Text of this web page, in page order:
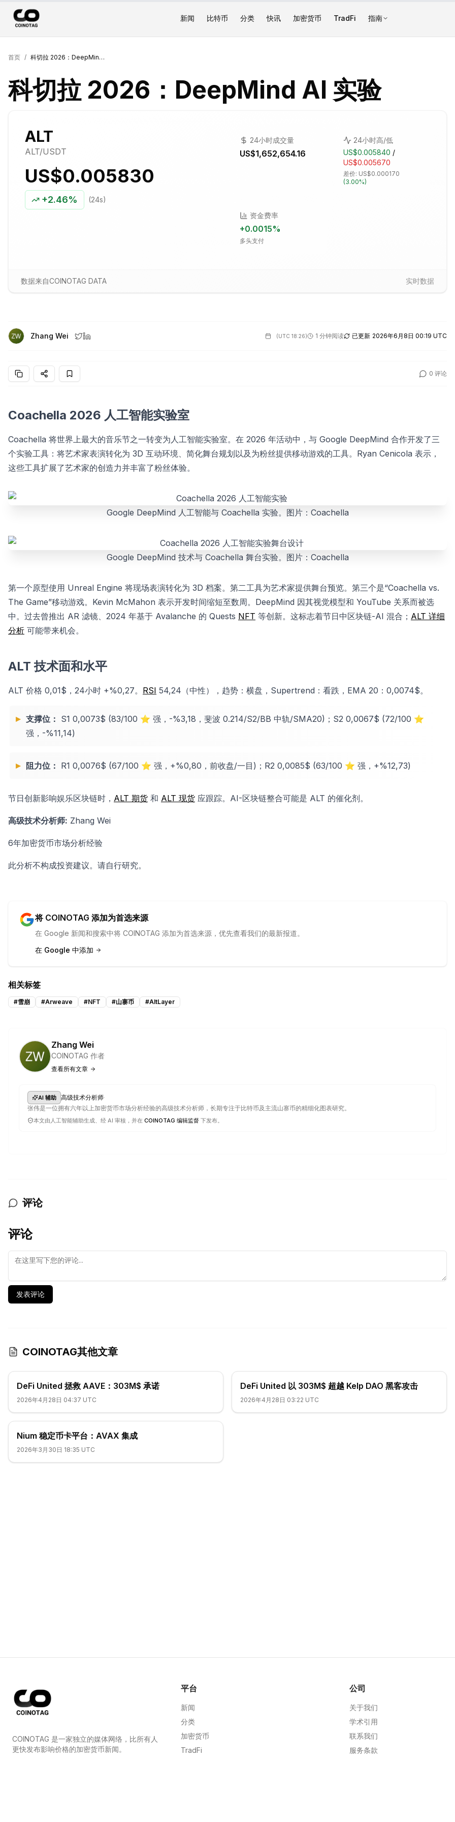
新闻 比特币 分类 快讯 加密货币 TradFi 指南
首页 / 科切拉 2026：DeepMind AI 实验
科切拉 2026：DeepMind AI 实验
ALT
ALT/USDT
US$0.005830
+2.46% (24s)
24小时成交量
US$1,652,654.16
24小时高/低
US$0.005840 /
US$0.005670
差价: US$0.000170
(3.00%)
资金费率
+0.0015%
多头支付
数据来自COINOTAG DATA 实时数据
Zhang Wei (UTC 18:26) 1 分钟阅读 已更新 2026年6月8日 00:19 UTC
0 评论
Coachella 2026 人工智能实验室
Coachella 将世界上最大的音乐节之一转变为人工智能实验室。在 2026 年活动中，与 Google DeepMind 合作开发了三
个实验工具：将艺术家表演转化为 3D 互动环境、简化舞台规划以及为粉丝提供移动游戏的工具。Ryan Cenicola 表示，
这些工具扩展了艺术家的创造力并丰富了粉丝体验。
Google DeepMind 人工智能与 Coachella 实验。图片：Coachella
Google DeepMind 技术与 Coachella 舞台实验。图片：Coachella
第一个原型使用 Unreal Engine 将现场表演转化为 3D 档案。第二工具为艺术家提供舞台预览。第三个是“Coachella vs.
The Game”移动游戏。Kevin McMahon 表示开发时间缩短至数周。DeepMind 因其视觉模型和 YouTube 关系而被选
中。过去曾推出 AR 滤镜、2024 年基于 Avalanche 的 Quests NFT 等创新。这标志着节日中区块链-AI 混合； ALT 详细
分析 可能带来机会。
ALT 技术面和水平
ALT 价格 0,01$，24小时 +%0,27。 RSI 54,24（中性），趋势：横盘，Supertrend：看跌，EMA 20：0,0074$。
支撑位： S1 0,0073$ (83/100 ⭐ 强，-%3,18，斐波 0.214/S2/BB 中轨/SMA20)；S2 0,0067$ (72/100 ⭐
强，-%11,14)
阻力位： R1 0,0076$ (67/100 ⭐ 强，+%0,80，前收盘/一目)；R2 0,0085$ (63/100 ⭐ 强，+%12,73)
节日创新影响娱乐区块链时， ALT 期货 和 ALT 现货 应跟踪。AI-区块链整合可能是 ALT 的催化剂。
高级技术分析师: Zhang Wei
6年加密货币市场分析经验
此分析不构成投资建议。请自行研究。
将 COINOTAG 添加为首选来源
在 Google 新闻和搜索中将 COINOTAG 添加为首选来源，优先查看我们的最新报道。
在 Google 中添加
相关标签
#雪崩 #Arweave #NFT #山寨币 #AltLayer
Zhang Wei
COINOTAG 作者
查看所有文章
AI 辅助 高级技术分析师·
张伟是一位拥有六年以上加密货币市场分析经验的高级技术分析师，长期专注于比特币及主流山寨币的精细化图表研究。
本文由人工智能辅助生成、经 AI 审核，并在 COINOTAG 编辑监督 下发布。
评论
评论
发表评论
COINOTAG其他文章
DeFi United 拯救 AAVE：303M$ 承诺
2026年4月28日 04:37 UTC
DeFi United 以 303M$ 超越 Kelp DAO 黑客攻击
2026年4月28日 03:22 UTC
Nium 稳定币卡平台：AVAX 集成
2026年3月30日 18:35 UTC
COINOTAG 是一家独立的媒体网络，比所有人
更快发布影响价格的加密货币新闻。
平台
新闻
分类
加密货币
TradFi
公司
关于我们
学术引用
联系我们
服务条款